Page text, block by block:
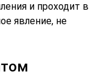
и проходит в
явление, не